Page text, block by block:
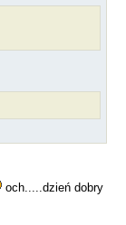
och.....dzień dobry